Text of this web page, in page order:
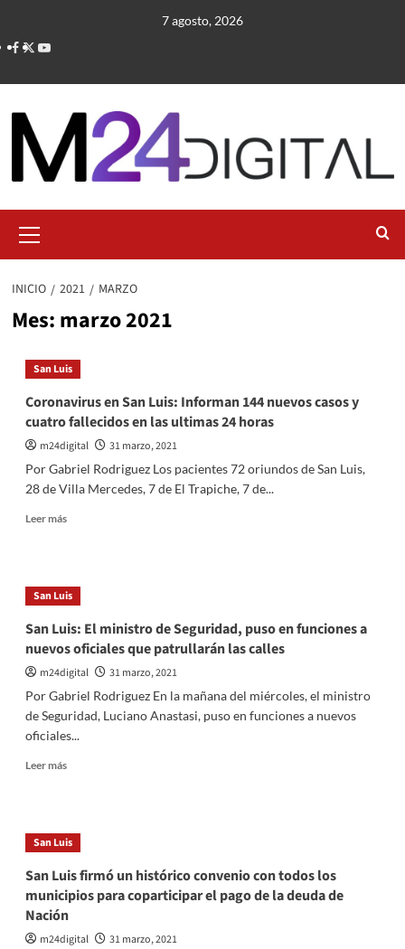
contenido
7 agosto, 2026
primario
INICIO 2021 MARZO
Mes: marzo 2021
San Luis
Coronavirus en San Luis: Informan 144 nuevos casos y
cuatro fallecidos en las ultimas 24 horas
m24digital
31 marzo, 2021
Por Gabriel Rodriguez Los pacientes 72 oriundos de San Luis,
28 de Villa Mercedes, 7 de El Trapiche, 7 de...
Leer másLeer
en
San
Informan
144
nuevos
y
cuatro
fallecidos
las
San Luis
San Luis: El ministro de Seguridad, puso en funciones a
nuevos oficiales que patrullarán las calles
m24digital
31 marzo, 2021
Por Gabriel Rodriguez En la mañana del miércoles, el ministro
de Seguridad, Luciano Anastasi, puso en funciones a nuevos
oficiales...
Leer másLeer
Luis:
El
de
Seguridad,
puso
en
San Luis
San Luis firmó un histórico convenio con todos los
municipios para coparticipar el pago de la deuda de
Nación
m24digital
31 marzo, 2021